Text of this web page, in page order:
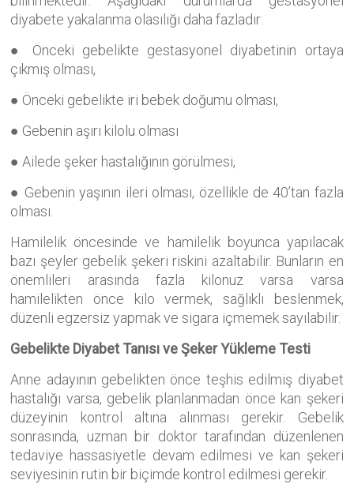
diyabete yakalanma olasılığı daha fazladır:
● Önceki gebelikte gestasyonel diyabetinin ortaya
çıkmış olması,
● Önceki gebelikte iri bebek doğumu olması,
● Gebenin aşırı kilolu olması
● Ailede şeker hastalığının görülmesi,
● Gebenin yaşının ileri olması, özellikle de 40’tan fazla
olması.
Hamilelik öncesinde ve hamilelik boyunca yapılacak
bazı şeyler gebelik şekeri riskini azaltabilir. Bunların en
önemlileri arasında fazla kilonuz varsa varsa
hamilelikten önce kilo vermek, sağlıklı beslenmek,
düzenli egzersiz yapmak ve sigara içmemek sayılabilir.
Gebelikte Diyabet Tanısı ve Şeker Yükleme Testi
Anne adayının gebelikten önce teşhis edilmiş diyabet
hastalığı varsa, gebelik planlanmadan önce kan şekeri
düzeyinin kontrol altına alınması gerekir. Gebelik
sonrasında, uzman bir doktor tarafından düzenlenen
tedaviye hassasiyetle devam edilmesi ve kan şekeri
seviyesinin rutin bir biçimde kontrol edilmesi gerekir.